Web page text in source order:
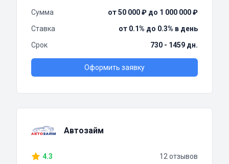
Сумма
от 50 000 ₽ до 1 000 000 ₽
Ставка
от 0.1% до 0.3% в день
Срок
730 - 1459 дн.
Оформить заявку
Автозайм
4.3 12 отзывов